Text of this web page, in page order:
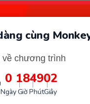
cùng
về chương trình
0
Ngày
18
Giờ
49
Phút
01
Giây